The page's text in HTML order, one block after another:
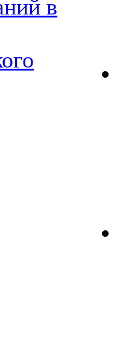
в